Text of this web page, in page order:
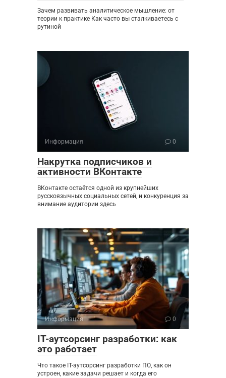
Зачем развивать аналитическое мышление: от
теории к практике Как часто вы сталкиваетесь с
рутиной
Информация 0
Накрутка подписчиков и
активности ВКонтакте
ВКонтакте остаётся одной из крупнейших
русскоязычных социальных сетей, и конкуренция за
внимание аудитории здесь
Информация 0
IT-аутсорсинг разработки: как
это работает
Что такое IT-аутсорсинг разработки ПО, как он
устроен, какие задачи решает и когда его